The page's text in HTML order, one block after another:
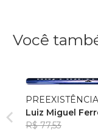
Você
PREEXISTÊNCIA
Luiz Miguel
R$ 77,53